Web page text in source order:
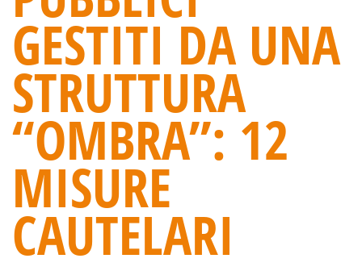
GESTITI DA UNA
STRUTTURA
“OMBRA”: 12
MISURE
CAUTELARI